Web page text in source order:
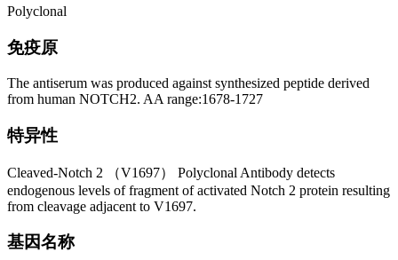
Polyclonal
免疫原
The antiserum was produced against synthesized peptide derived
from human NOTCH2. AA range:1678-1727
特异性
Cleaved-Notch 2 （V1697） Polyclonal Antibody detects
endogenous levels of fragment of activated Notch 2 protein resulting
from cleavage adjacent to V1697.
基因名称